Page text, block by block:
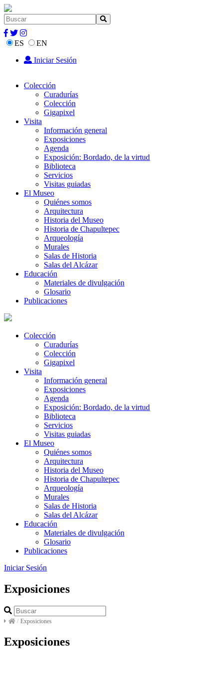
ES
EN
Iniciar Sesión
Colección
Curadurías
Colección
Gigapixel
Visita
Información general
Exposiciones
Agenda
Exposición: Bordado, de la virtud
Biblioteca
Servicios
Visitas guiadas
El Museo
Quiénes somos
Arquitectura
Historia del Museo
Historia de Chapultepec
Arqueología
Murales
Salas de Historia
Salas del Alcázar
Educación
Materiales de divulgación
Glosario
Publicaciones
Colección
Curadurías
Colección
Gigapixel
Visita
Información general
Exposiciones
Agenda
Exposición: Bordado, de la virtud
Biblioteca
Servicios
Visitas guiadas
El Museo
Quiénes somos
Arquitectura
Historia del Museo
Historia de Chapultepec
Arqueología
Murales
Salas de Historia
Salas del Alcázar
Educación
Materiales de divulgación
Glosario
Publicaciones
Iniciar Sesión
Exposiciones
/ Exposiciones
Exposiciones